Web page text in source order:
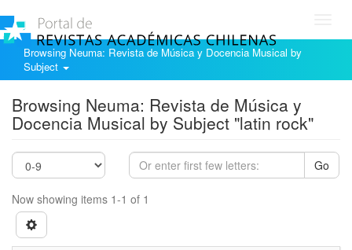
Browsing Neuma: Revista de Música y Docencia Musical by
Subject
Browsing Neuma: Revista de Música y
Docencia Musical by Subject "latin rock"
Go
Now showing items 1-1 of 1